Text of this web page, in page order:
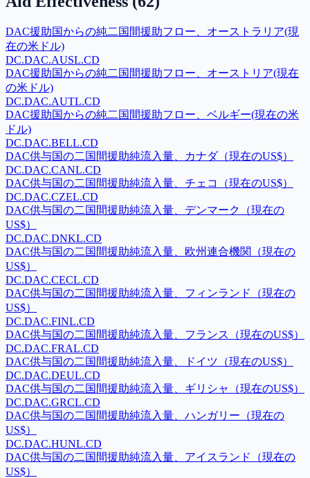
DAC援助国からの純二国間援助フロー、オーストラリア(現
在の米ドル)
DC.DAC.AUSL.CD
DAC援助国からの純二国間援助フロー、オーストリア(現在
の米ドル)
DC.DAC.AUTL.CD
DAC援助国からの純二国間援助フロー、ベルギー(現在の米
ドル)
DC.DAC.BELL.CD
DAC供与国の二国間援助純流入量、カナダ（現在のUS$）
DC.DAC.CANL.CD
DAC供与国の二国間援助純流入量、チェコ（現在のUS$）
DC.DAC.CZEL.CD
DAC供与国の二国間援助純流入量、デンマーク（現在の
US$）
DC.DAC.DNKL.CD
DAC供与国の二国間援助純流入量、欧州連合機関（現在の
US$）
DC.DAC.CECL.CD
DAC供与国の二国間援助純流入量、フィンランド（現在の
US$）
DC.DAC.FINL.CD
DAC供与国の二国間援助純流入量、フランス（現在のUS$）
DC.DAC.FRAL.CD
DAC供与国の二国間援助純流入量、ドイツ（現在のUS$）
DC.DAC.DEUL.CD
DAC供与国の二国間援助純流入量、ギリシャ（現在のUS$）
DC.DAC.GRCL.CD
DAC供与国の二国間援助純流入量、ハンガリー（現在の
US$）
DC.DAC.HUNL.CD
DAC供与国の二国間援助純流入量、アイスランド（現在の
US$）